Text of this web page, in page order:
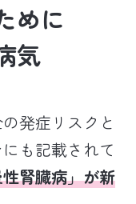
めに
気
発症リスクと
も記載されて
腎臓病」が新